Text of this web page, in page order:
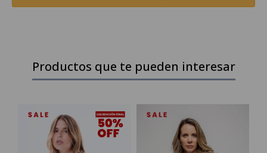
Productos que te pueden interesar